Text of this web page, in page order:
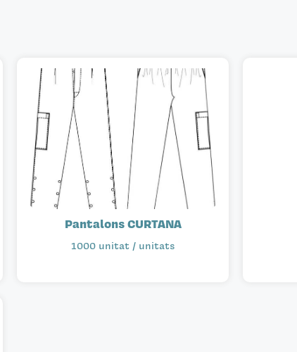
Pantalons CURTANA
1000 unitat / unitats